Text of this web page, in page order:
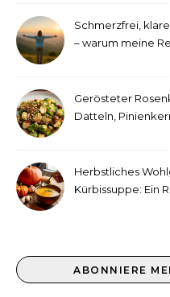
Schmerzfrei,
– warum meine
Gerösteter
Datteln,
Herbstliches
Kürbissuppe: Ein
ABONNIERE